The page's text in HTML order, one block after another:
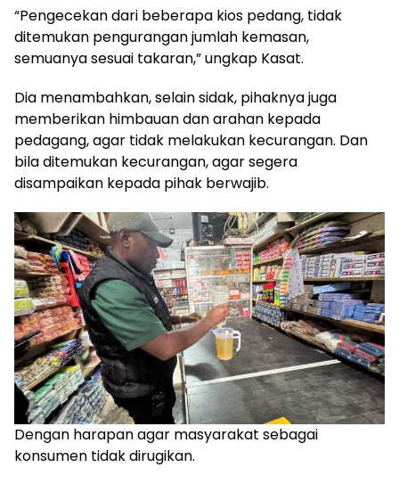
“Pengecekan dari beberapa kios pedang, tidak
ditemukan pengurangan jumlah kemasan,
semuanya sesuai takaran,” ungkap Kasat.
Dia menambahkan, selain sidak, pihaknya juga
memberikan himbauan dan arahan kepada
pedagang, agar tidak melakukan kecurangan. Dan
bila ditemukan kecurangan, agar segera
disampaikan kepada pihak berwajib.
Dengan harapan agar masyarakat sebagai
konsumen tidak dirugikan.